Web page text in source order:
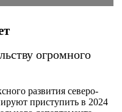
огромного
развития северо-
приступить в 2024